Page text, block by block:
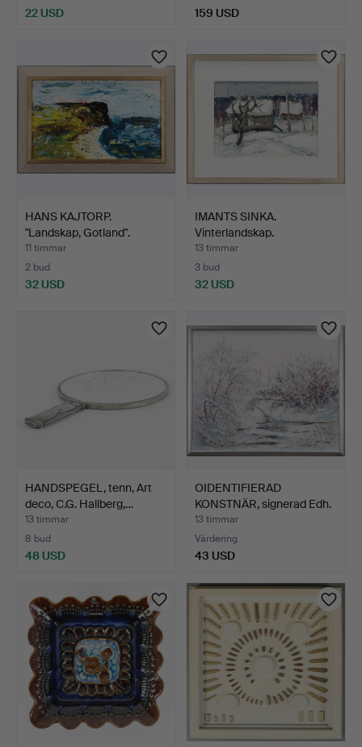
22 USD 159 USD
HANS KAJTORP.
"Landskap, Gotland".
11 timmar
2 bud
32 USD
IMANTS SINKA.
Vinterlandskap.
13 timmar
3 bud
32 USD
HANDSPEGEL, tenn, Art
deco, C.G. Hallberg,…
13 timmar
8 bud
48 USD
OIDENTIFIERAD
KONSTNÄR, signerad Edh.
13 timmar
Värdering
43 USD